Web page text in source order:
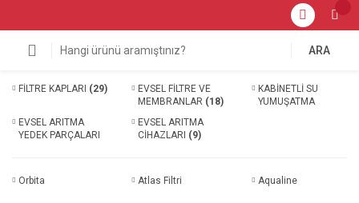
ARA
FİLTRE KAPLARI (29)
EVSEL FİLTRE VE
MEMBRANLAR (18)
KABİNETLİ SU
YUMUŞATMA
EVSEL ARITMA
YEDEK PARÇALARI
EVSEL ARITMA
CİHAZLARI (9)
Orbita Atlas Filtri Aqualine